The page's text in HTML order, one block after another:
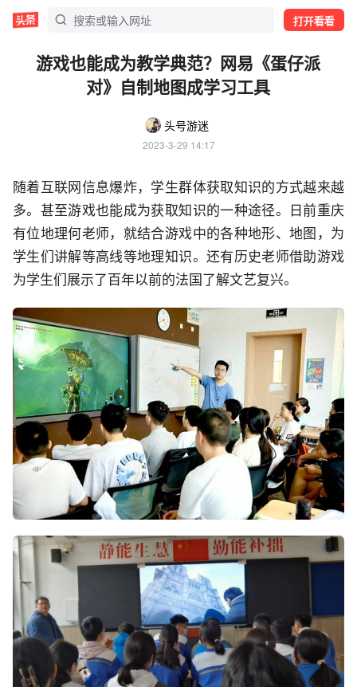
打开看看
游戏也能成为教学典范？网易《蛋仔派
对》自制地图成学习工具
头号游迷
2023-3-29 14:17
随着互联网信息爆炸，学生群体获取知识的方式越来越
多。甚至游戏也能成为获取知识的一种途径。日前重庆
有位地理何老师，就结合游戏中的各种地形、地图，为
学生们讲解等高线等地理知识。还有历史老师借助游戏
为学生们展示了百年以前的法国了解文艺复兴。